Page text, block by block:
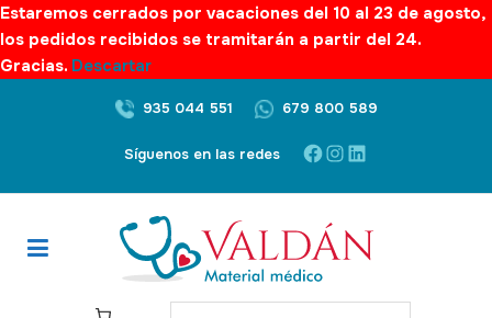
Estaremos cerrados por vacaciones del 10 al 23 de agosto,
los pedidos recibidos se tramitarán a partir del 24.
Gracias. Descartar
935 044 551 679 800 589
Síguenos en las redes Facebook
Instagram
LinkedIn
S